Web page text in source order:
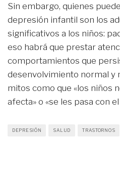
Sin embargo, quienes
depresión infantil son los
significativos a los niños:
eso habrá que prestar
comportamientos que
desenvolvimiento normal y
mitos como que «los niños
afecta» o «se les pasa con
DEPRESIÓN SALUD TRASTORNOS